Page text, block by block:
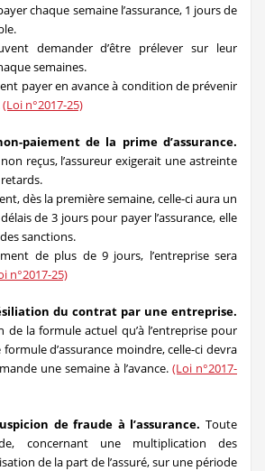
chaque semaine l’assurance, 1 jours de
demander d’être prélever sur leur
semaines.
payer en avance à condition de prévenir
(Loi n°2017-25)
paiement de la prime d’assurance.
reçus, l’assureur exigerait une astreinte
dès la première semaine, celle-ci aura un
de 3 jours pour payer l’assurance, elle
sanctions.
de plus de 9 jours, l’entreprise sera
n°2017-25)
du contrat par une entreprise.
la formule actuel qu’à l’entreprise pour
d’assurance moindre, celle-ci devra
une semaine à l’avance. (Loi n°2017-
de fraude à l’assurance. Toute
concernant une multiplication des
de la part de l’assuré, sur une période